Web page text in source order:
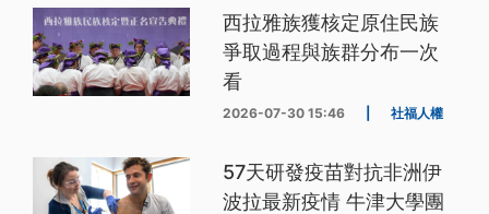
西拉雅族獲核定原住民族
爭取過程與族群分布一次
看
2026-07-30 15:46 社福人權
57天研發疫苗對抗非洲伊
波拉最新疫情 牛津大學團